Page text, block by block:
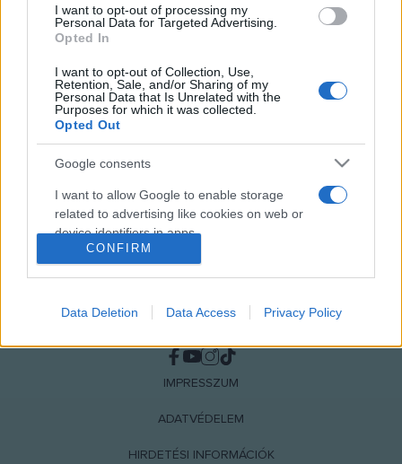
I want to opt-out of processing my
Personal Data for Targeted Advertising.
Opted In
I want to opt-out of Collection, Use,
Retention, Sale, and/or Sharing of my
Personal Data that Is Unrelated with the
Purposes for which it was collected.
Opted Out
Google consents
I want to allow Google to enable storage
related to advertising like cookies on web or
device identifiers in apps.
I want to allow my user data to be sent to
personalized advertising.
I want to allow Google to enable storage
device identifiers in apps.
I want to allow Google to enable storage
CONFIRM
Data Deletion Data Access Privacy Policy
Az elismerést azoknak ítéli oda a kuratórium, akik a maguk
szakterületén tudnak "janikovszkyul".
MEGOSZTÁS
IMPRESSZUM
ADATVÉDELEM
HIRDETÉSI INFORMÁCIÓK